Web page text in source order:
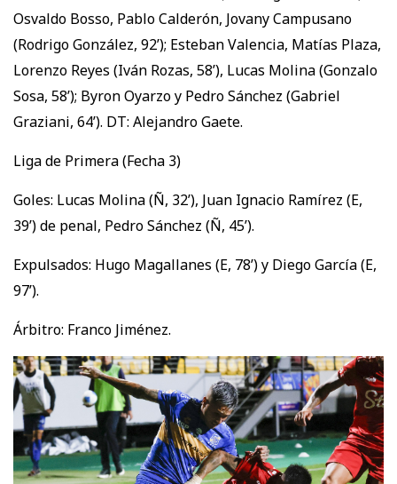
Osvaldo Bosso, Pablo Calderón, Jovany Campusano
(Rodrigo González, 92’); Esteban Valencia, Matías Plaza,
Lorenzo Reyes (Iván Rozas, 58’), Lucas Molina (Gonzalo
Sosa, 58’); Byron Oyarzo y Pedro Sánchez (Gabriel
Graziani, 64’). DT: Alejandro Gaete.
Liga de Primera (Fecha 3)
Goles: Lucas Molina (Ñ, 32’), Juan Ignacio Ramírez (E,
39’) de penal, Pedro Sánchez (Ñ, 45’).
Expulsados: Hugo Magallanes (E, 78’) y Diego García (E,
97’).
Árbitro: Franco Jiménez.